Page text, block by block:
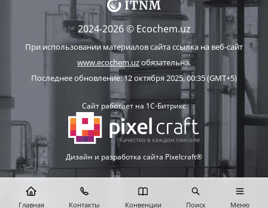
2024-2026 © Ecochem.uz
При использовании материалов сайта ссылка на веб-сайт
www.ecochem.uz
обязательна.
Последнее обновление: 12 октября 2025, 00:35 (GMT+5)
Сайт работает на 1C-Битрикс
Дизайн и разработка сайта Pixelcraft®
Главная Контакты Конвенции Поиск Меню